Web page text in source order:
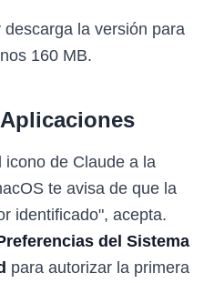
descarga la versión para
160 MB.
icono de Claude a la
te avisa de que la
identificado", acepta.
del Sistema
para autorizar la primera